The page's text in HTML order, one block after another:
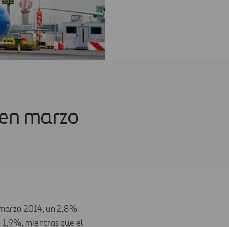
marzo
2014, un 2,8%
mientras que el